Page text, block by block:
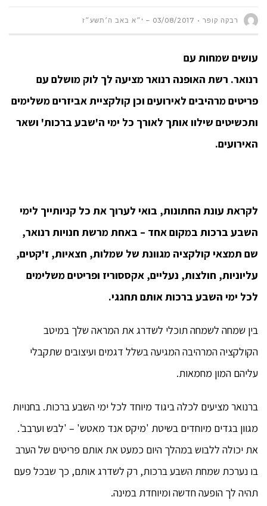
רבקה קופר 03/08/2017 – י״א באב ה׳תשע״ז
עושים שמחות עם
רנואר. רשת האופנה רנוארמציעה לך לוק מושלם עם
פריטים מרהיבים לאירועים וכן קולקציית אביזרים משלימים
ותכשיטים שילוו אותך לאורך כל ימי ה'שבע ברכות' ושאר
האירועים.
לקראת עונת החתונות, בואי לערוך את כל קניותייך לימי
השבע ברכות במקום אחד – באחת מרשת חנויות רנואר,
שם תמצאי קולקציה מגוונת של שמלות, חצאיות, ז'קטים,
עליוניות, חולצות, נעליים, אקססוריז ופריטים משלימים
לכל ימי השבע ברכות אותם תחגגי.
בין שמחה לשמחה תוכלי לשדרג את המראה שלך במיטב
הקולקציה המרהיבה המגיעה בשלל דגמים ועיצובים שתקבלי
עליהם המון מחמאות.
ברנואר מציעים לכלה ביגוד מיוחד לכל ימי השבע ברכות. בחנויות
מגוון בגדים מיוחדים בשיטת 'מיקס אנד מאטש' – 'לבש וערבב'.
את יכולה ללבוש במהלך היום כמעט את אותם פריטים של הערב
בו נערכת שמחת השבע ברכות, רק לשדרג אותם, כך שבכל פעם
תהיה לך הופעה חדשה ומיוחדת במינה.